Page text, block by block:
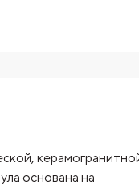
основана на